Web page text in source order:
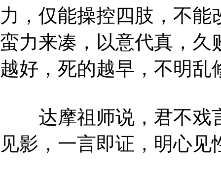
力，仅能操控四肢，不
蛮力来凑，以意代真，久
越好，死的越早，不明乱
达摩祖师说，君不戏
见影，一言即证，明心